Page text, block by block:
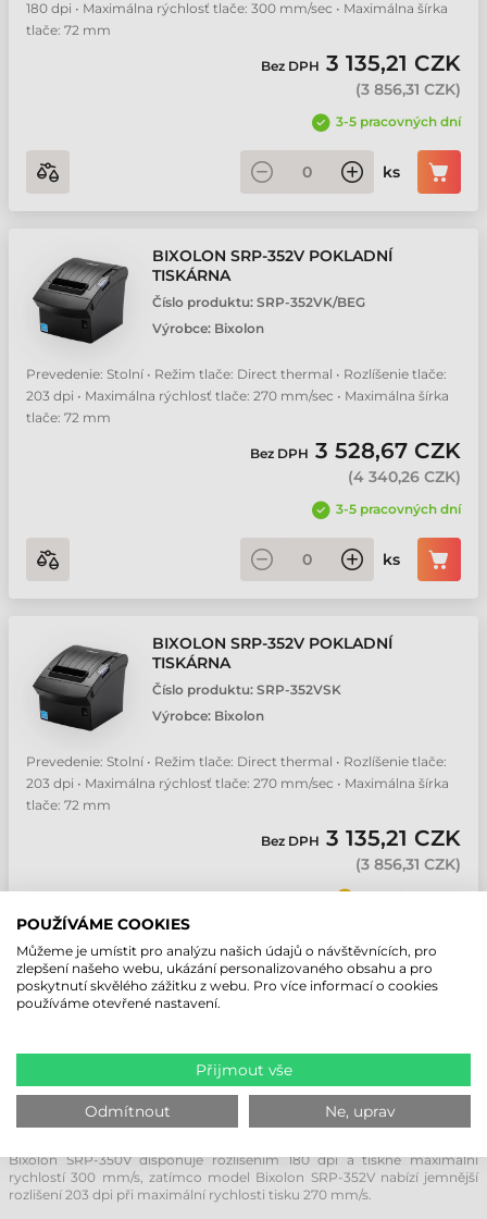
180 dpi • Maximálna rýchlosť tlače: 300 mm/sec • Maximálna šírka
tlače: 72 mm
Bez DPH 3 135,21 CZK
(3 856,31 CZK)
3-5 pracovných dní
ks
BIXOLON SRP-352V POKLADNÍ
TISKÁRNA
Číslo produktu: SRP-352VK/BEG
Výrobce: Bixolon
Prevedenie: Stolní • Režim tlače: Direct thermal • Rozlíšenie tlače:
203 dpi • Maximálna rýchlosť tlače: 270 mm/sec • Maximálna šírka
tlače: 72 mm
Bez DPH 3 528,67 CZK
(4 340,26 CZK)
3-5 pracovných dní
ks
BIXOLON SRP-352V POKLADNÍ
TISKÁRNA
Číslo produktu: SRP-352VSK
Výrobce: Bixolon
Prevedenie: Stolní • Režim tlače: Direct thermal • Rozlíšenie tlače:
203 dpi • Maximálna rýchlosť tlače: 270 mm/sec • Maximálna šírka
tlače: 72 mm
Bez DPH 3 135,21 CZK
(3 856,31 CZK)
Na objednávku
ks
POROVNÁNÍ POKLADNÍCH TISKÁREN
BIXOLON SRP-350V VS. SRP-352V
Produktová řada pokladních tiskáren Bixolon SRP-350V je k dispozici ve
dvou variantách s odlišným rozlišením a rychlostí tisku – pod
Bixolon SRP-350V disponuje rozlišením 180 dpi a tiskne maximální
rychlostí 300 mm/s, zatímco model Bixolon SRP-352V nabízí jemnější
rozlišení 203 dpi při maximální rychlosti tisku 270 mm/s.
POUŽÍVÁME COOKIES
Můžeme je umístit pro analýzu našich údajů o návštěvnících, pro
zlepšení našeho webu, ukázání personalizovaného obsahu a pro
poskytnutí skvělého zážitku z webu. Pro více informací o cookies
používáme otevřené nastavení.
Přijmout vše
Odmítnout Ne, uprav